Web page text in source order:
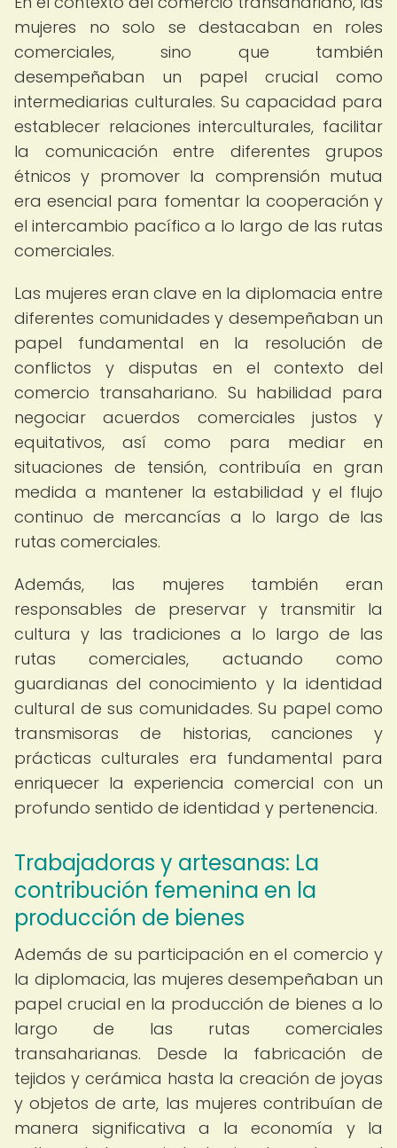
mujeres no solo se destacaban en roles
comerciales, sino que también
desempeñaban un papel crucial como
intermediarias culturales. Su capacidad para
establecer relaciones interculturales, facilitar
la comunicación entre diferentes grupos
étnicos y promover la comprensión mutua
era esencial para fomentar la cooperación y
el intercambio pacífico a lo largo de las rutas
comerciales.
Las mujeres eran clave en la diplomacia entre
diferentes comunidades y desempeñaban un
papel fundamental en la resolución de
conflictos y disputas en el contexto del
comercio transahariano. Su habilidad para
negociar acuerdos comerciales justos y
equitativos, así como para mediar en
situaciones de tensión, contribuía en gran
medida a mantener la estabilidad y el flujo
continuo de mercancías a lo largo de las
rutas comerciales.
Además, las mujeres también eran
responsables de preservar y transmitir la
cultura y las tradiciones a lo largo de las
rutas comerciales, actuando como
guardianas del conocimiento y la identidad
cultural de sus comunidades. Su papel como
transmisoras de historias, canciones y
prácticas culturales era fundamental para
enriquecer la experiencia comercial con un
profundo sentido de identidad y pertenencia.
Trabajadoras y artesanas: La
contribución femenina en la
producción de bienes
Además de su participación en el comercio y
la diplomacia, las mujeres desempeñaban un
papel crucial en la producción de bienes a lo
largo de las rutas comerciales
transaharianas. Desde la fabricación de
tejidos y cerámica hasta la creación de joyas
y objetos de arte, las mujeres contribuían de
manera significativa a la economía y la